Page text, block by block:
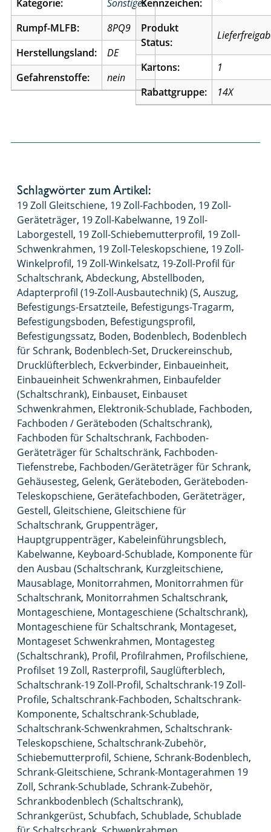
Kategorie:
Sonstiges
Rumpf-MLFB:
8PQ9
Herstellungsland:
DE
Gefahrenstoffe:
nein
Kennzeichen:
Produkt
Status:
Kartons:
1
Rabattgruppe:
14X
Schlagwörter zum Artikel:
19 Zoll Gleitschiene, 19 Zoll-Fachboden, 19 Zoll-
Geräteträger, 19 Zoll-Kabelwanne, 19 Zoll-
Laborgestell, 19 Zoll-Schiebemutterprofil, 19 Zoll-
Schwenkrahmen, 19 Zoll-Teleskopschiene, 19 Zoll-
Winkelprofil, 19 Zoll-Winkelsatz, 19-Zoll-Profil für
Schaltschrank, Abdeckung, Abstellboden,
Adapterprofil (19-Zoll-Ausbautechnik) (S, Auszug,
Befestigungs-Ersatzteile, Befestigungs-Tragarm,
Befestigungsboden, Befestigungsprofil,
Befestigungssatz, Boden, Bodenblech, Bodenblech
für Schrank, Bodenblech-Set, Druckereinschub,
Drucklüfterblech, Eckverbinder, Einbaueinheit,
Einbaueinheit Schwenkrahmen, Einbaufelder
(Schaltschrank), Einbauset, Einbauset
Schwenkrahmen, Elektronik-Schublade, Fachboden,
Fachboden / Geräteboden (Schaltschrank),
Fachboden für Schaltschrank, Fachboden-
Geräteträger für Schaltschränk, Fachboden-
Tiefenstrebe, Fachboden/Geräteträger für Schrank,
Gehäusesteg, Gelenk, Geräteboden, Geräteboden-
Teleskopschiene, Gerätefachboden, Geräteträger,
Gestell, Gleitschiene, Gleitschiene für
Schaltschrank, Gruppenträger,
Hauptgruppenträger, Kabeleinführungsblech,
Kabelwanne, Keyboard-Schublade, Komponente für
den Ausbau (Schaltschrank, Kurzgleitschiene,
Mausablage, Monitorrahmen, Monitorrahmen für
Schaltschrank, Monitorrahmen Schaltschrank,
Montageschiene, Montageschiene (Schaltschrank),
Montageschiene für Schaltschrank, Montageset,
Montageset Schwenkrahmen, Montagesteg
(Schaltschrank), Profil, Profilrahmen, Profilschiene,
Profilset 19 Zoll, Rasterprofil, Sauglüfterblech,
Schaltschrank-19 Zoll-Profil, Schaltschrank-19 Zoll-
Profile, Schaltschrank-Fachboden, Schaltschrank-
Komponente, Schaltschrank-Schublade,
Schaltschrank-Schwenkrahmen, Schaltschrank-
Teleskopschiene, Schaltschrank-Zubehör,
Schiebemutterprofil, Schiene, Schrank-Bodenblech,
Schrank-Gleitschiene, Schrank-Montagerahmen 19
Zoll, Schrank-Schublade, Schrank-Zubehör,
Schrankbodenblech (Schaltschrank),
Schrankgerüst, Schubfach, Schublade, Schublade